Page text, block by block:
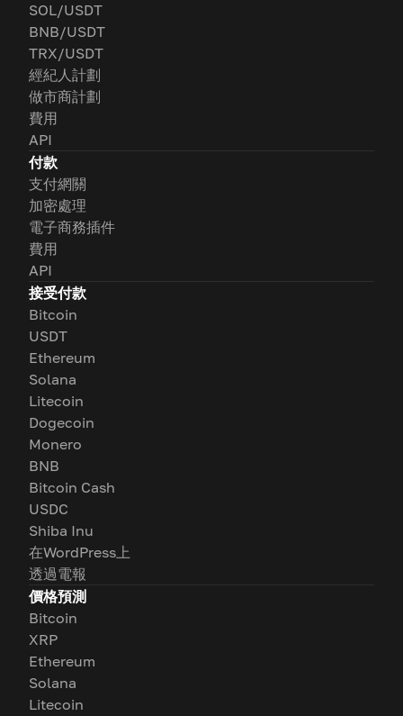
SOL/USDT
BNB/USDT
TRX/USDT
經紀人計劃
做市商計劃
費用
API
付款
支付網關
加密處理
電子商務插件
費用
API
接受付款
Bitcoin
USDT
Ethereum
Solana
Litecoin
Dogecoin
Monero
BNB
Bitcoin Cash
USDC
Shiba Inu
在WordPress上
透過電報
價格預測
Bitcoin
XRP
Ethereum
Solana
Litecoin